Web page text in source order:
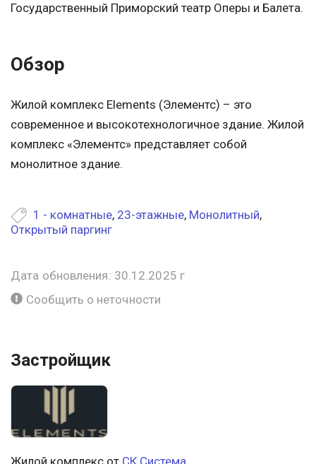
Государственный Приморский театр Оперы и Балета.
Обзор
Жилой комплекс Elements (Элементс) – это
современное и высокотехнологичное здание. Жилой
комплекс «Элементс» представляет собой
монолитное здание.
1 - комнатные, 23-этажные, Монолитный,
Открытый паргинг
Дата обновления: 30.12.2025 г
Сообщить о неточности
Застройщик